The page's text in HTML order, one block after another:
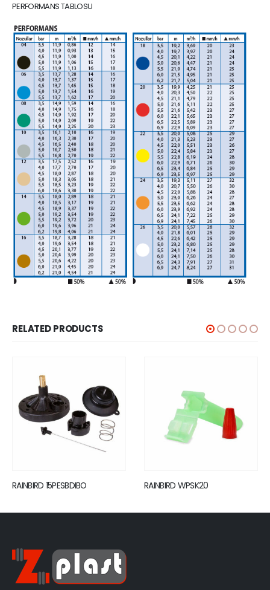
PERFORMANS TABLOSU
RELATED PRODUCTS
RAINBIRD 15PESBDIBO RAINBIRD WPSK20